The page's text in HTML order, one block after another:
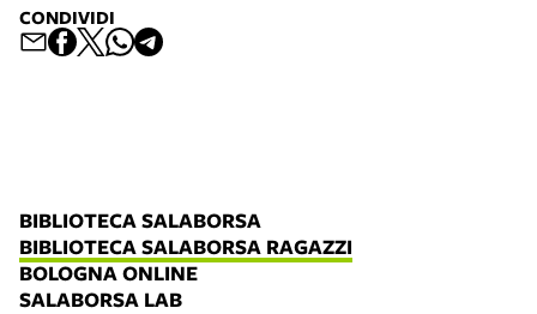
CONDIVIDI
BIBLIOTECA SALABORSA
BIBLIOTECA SALABORSA RAGAZZI
BOLOGNA ONLINE
SALABORSA LAB